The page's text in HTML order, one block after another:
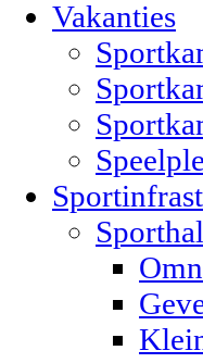
Vakanties
Sporthal